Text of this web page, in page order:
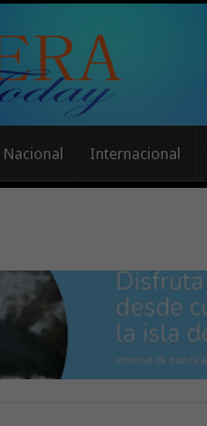
Nacional Internacional